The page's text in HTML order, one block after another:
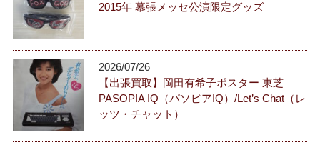
2015年 幕張メッセ公演限定グッズ
2026/07/26
【出張買取】岡田有希子ポスター 東芝
PASOPIA IQ（パソピアIQ）/Let’s Chat（レ
ッツ・チャット）